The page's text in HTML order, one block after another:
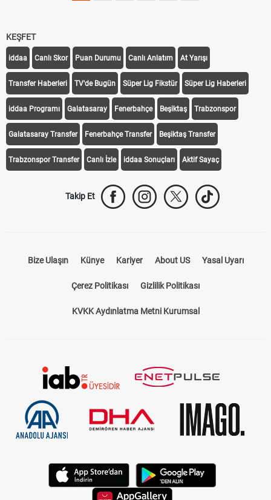
KEŞFET
iddaa Canlı Skor Puan Durumu Canlı Anlatım At Yarışı
Transfer Haberleri TV'de Bugün Süper Lig Fikstür Süper Lig Haberleri
iddaa Programı Galatasaray Fenerbahçe Beşiktaş Trabzonspor
Galatasaray Transfer Fenerbahçe Transfer Beşiktaş Transfer
Trabzonspor Transfer Canlı İzle iddaa Sonuçları Aktif Sayaç
Takip Et
Bize Ulaşın Künye Kariyer About US Yasal Uyarı
Çerez Politikası Gizlilik Politikası
KVKK Aydınlatma Metni Kurumsal